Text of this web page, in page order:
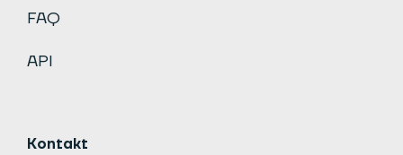
FAQ
API
Kontakt